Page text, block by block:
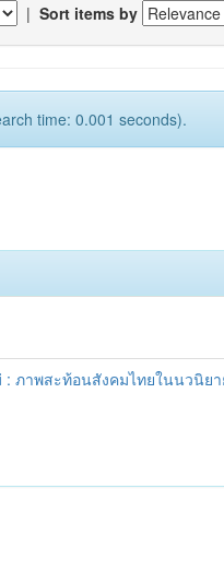
| Sort items by
time: 0.001 seconds).
ภาพสะท้อนสังคมไทยในนวนิย